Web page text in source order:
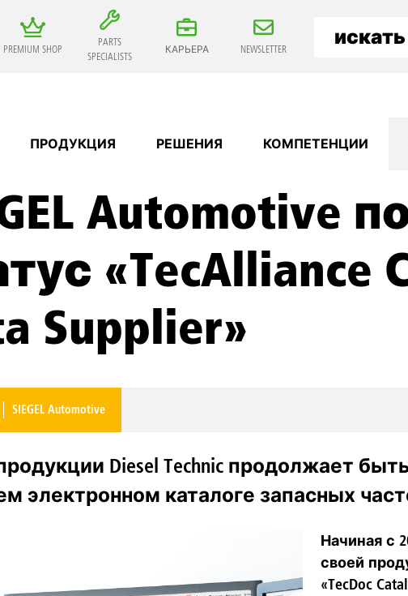
PREMIUM SHOP
PARTS
SPECIALISTS
КАРЬЕРА NEWSLETTER
ПРОДУКЦИЯ РЕШЕНИЯ КОМПЕТЕНЦИИ
Automotive
«TecAlliance
Supplier»
SIEGEL Automotive
Diesel Technic продолжает
электронном каталоге запасных
Начиная с
своей
«TecDoc